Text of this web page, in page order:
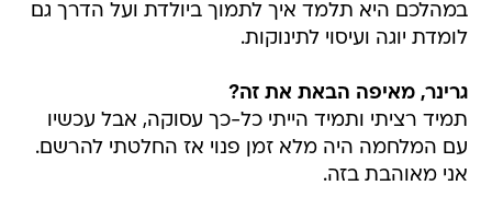
במהלכם היא תלמד איך לתמוך ביולדת ועל הדרך גם
לומדת יוגה ועיסוי לתינוקות.
גרינר, מאיפה הבאת את זה?
תמיד רציתי ותמיד הייתי כל-כך עסוקה, אבל עכשיו
עם המלחמה היה מלא זמן פנוי אז החלטתי להרשם.
אני מאוהבת בזה.